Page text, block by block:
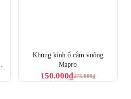
Khung kính ổ cắm vuông
Mapro
275.000₫
150.000₫